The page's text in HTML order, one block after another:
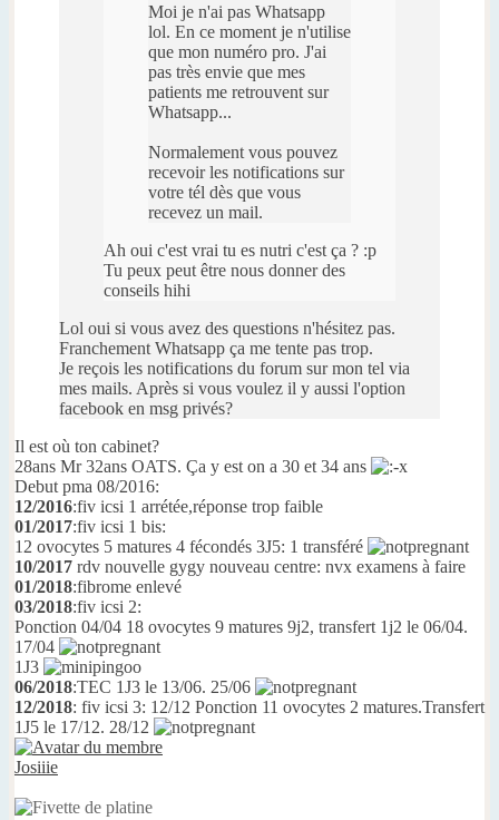
Moi je n'ai pas Whatsapp
lol. En ce moment je n'utilise
que mon numéro pro. J'ai
pas très envie que mes
patients me retrouvent sur
Whatsapp...
Normalement vous pouvez
recevoir les notifications sur
votre tél dès que vous
recevez un mail.
Ah oui c'est vrai tu es nutri c'est ça ? :p
Tu peux peut être nous donner des
conseils hihi
Lol oui si vous avez des questions n'hésitez pas.
Franchement Whatsapp ça me tente pas trop.
Je reçois les notifications du forum sur mon tel via
mes mails. Après si vous voulez il y aussi l'option
facebook en msg privés?
Il est où ton cabinet?
28ans Mr 32ans OATS. Ça y est on a 30 et 34 ans
Debut pma 08/2016:
12/2016:fiv icsi 1 arrétée,réponse trop faible
01/2017:fiv icsi 1 bis:
12 ovocytes 5 matures 4 fécondés 3J5: 1 transféré
10/2017 rdv nouvelle gygy nouveau centre: nvx examens à faire
01/2018:fibrome enlevé
03/2018:fiv icsi 2:
Ponction 04/04 18 ovocytes 9 matures 9j2, transfert 1j2 le 06/04.
17/04
1J3
06/2018:TEC 1J3 le 13/06. 25/06
12/2018: fiv icsi 3: 12/12 Ponction 11 ovocytes 2 matures.Transfert
1J5 le 17/12. 28/12
Josiiie